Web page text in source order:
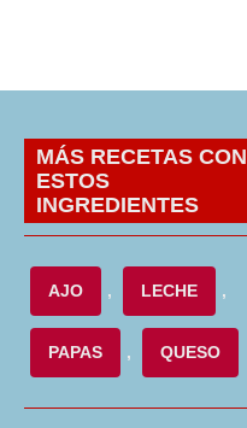
MÁS RECETAS CON
ESTOS
INGREDIENTES
AJO , LECHE ,
PAPAS , QUESO